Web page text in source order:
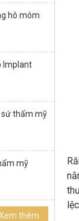
hô móm
Implant
sứ thẩm mỹ
mỹ
thêm